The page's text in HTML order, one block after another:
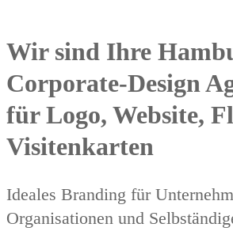
Wir sind Ihre
Corporate-Design
für Logo, Website,
Visitenkarten
Ideales Branding für
Organisationen und